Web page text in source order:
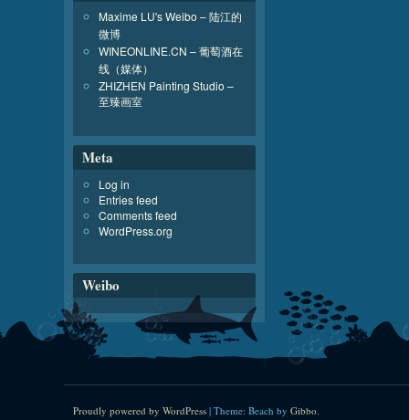
Maxime LU's Weibo – 陆江的
微博
WINEONLINE.CN – 葡萄酒在
线（媒体）
ZHIZHEN Painting Studio –
至臻画室
Meta
Log in
Entries feed
Comments feed
WordPress.org
Weibo
Proudly powered by WordPress | Theme: Beach by Gibbo.